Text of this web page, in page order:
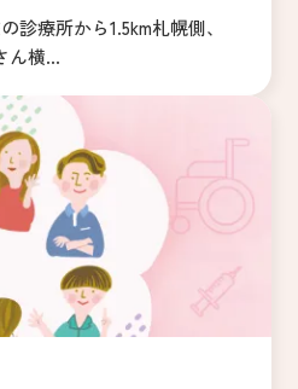
診療所から1.5km札幌側、
ん横...